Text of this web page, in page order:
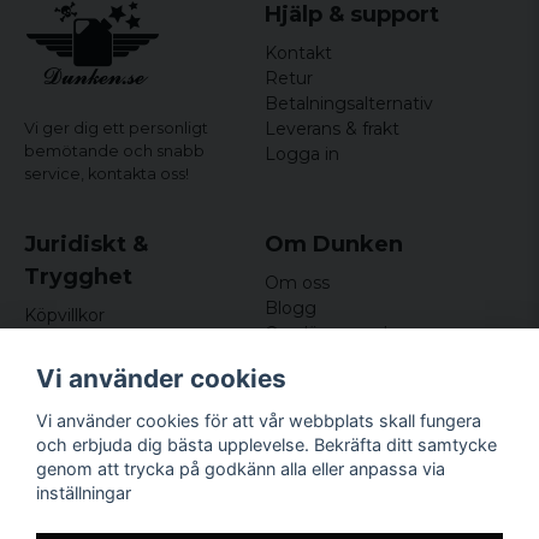
Material: 100% bomull
Vi ger dig ett personligt
bemötande och snabb
service, kontakta oss!
Hjälp & support
Kontakt
Retur
Betalningsalternativ
Leverans & frakt
Logga in
Juridiskt &
Trygghet
Köpvillkor
Om cookies
Om Dunken
Om oss
Blogg
Omdömen och
Nyhetsbrev
Kundklubb
Företagsuppgifter
Odd Sailor AB
Hamnplan 8, 29495
Sölvesborg
Vi använder cookies
Vi använder cookies för att vår webbplats skall fungera
och erbjuda dig bästa upplevelse. Bekräfta ditt samtycke
genom att trycka på godkänn alla eller anpassa via
inställningar